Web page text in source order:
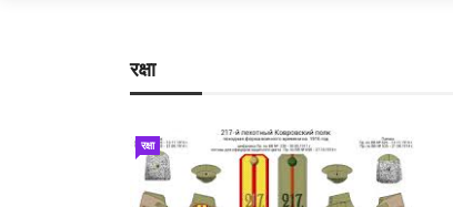
रक्षा
रक्षा